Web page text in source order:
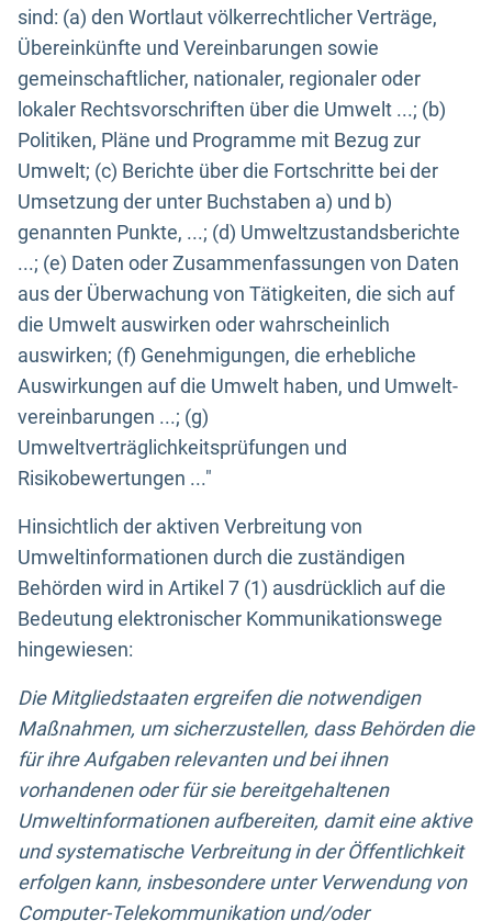
sind: (a) den Wortlaut völkerrechtlicher Verträge,
Übereinkünfte und Vereinbarungen sowie
gemeinschaftlicher, nationaler, regionaler oder
lokaler Rechtsvorschriften über die Umwelt ...; (b)
Politiken, Pläne und Programme mit Bezug zur
Umwelt; (c) Berichte über die Fortschritte bei der
Umsetzung der unter Buchstaben a) und b)
genannten Punkte, ...; (d) Umweltzustandsberichte
...; (e) Daten oder Zusammenfassungen von Daten
aus der Überwachung von Tätigkeiten, die sich auf
die Umwelt auswirken oder wahrscheinlich
auswirken; (f) Genehmigungen, die erhebliche
Auswirkungen auf die Umwelt haben, und Umwelt-
vereinbarungen ...; (g)
Umweltverträglichkeitsprüfungen und
Risikobewertungen ..."
Hinsichtlich der aktiven Verbreitung von
Umweltinformationen durch die zuständigen
Behörden wird in Artikel 7 (1) ausdrücklich auf die
Bedeutung elektronischer Kommunikationswege
hingewiesen:
Die Mitgliedstaaten ergreifen die notwendigen
Maßnahmen, um sicherzustellen, dass Behörden die
für ihre Aufgaben relevanten und bei ihnen
vorhandenen oder für sie bereitgehaltenen
Umweltinformationen aufbereiten, damit eine aktive
und systematische Verbreitung in der Öffentlichkeit
erfolgen kann, insbesondere unter Verwendung von
Computer-Telekommunikation und/oder